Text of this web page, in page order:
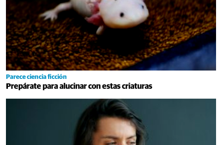
Parece ciencia ficción
Prepárate para alucinar con estas criaturas